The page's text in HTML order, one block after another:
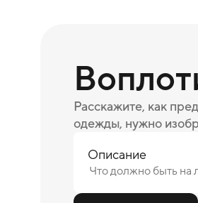
Расскажите, как
одежды, нужно
Описание